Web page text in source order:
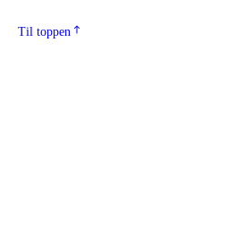
Til toppen